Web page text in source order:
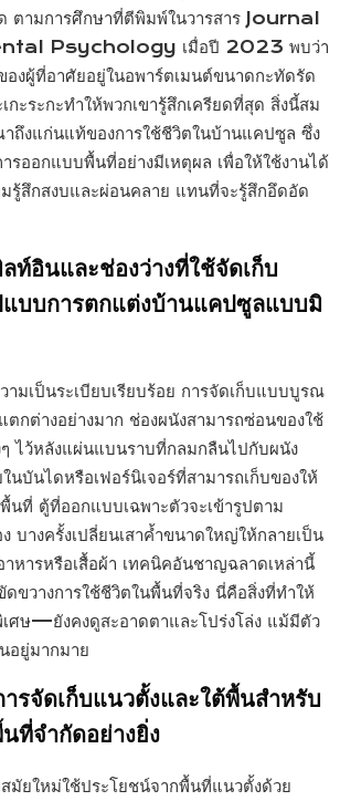
ตามการศึกษาที่ตีพิมพ์ในวารสาร Journal
Psychology เมื่อปี 2023 พบว่า
งผู้ที่อาศัยอยู่ในอพาร์ตเมนต์ขนาดกะทัดรัด
กะระกะทำให้พวกเขารู้สึกเครียดที่สุด สิ่งนี้สม
ถึงแก่นแท้ของการใช้ชีวิตในบ้านแคปซูล ซึ่ง
ออกแบบพื้นที่อย่างมีเหตุผล เพื่อให้ใช้งานได้
รู้สึกสงบและผ่อนคลาย แทนที่จะรู้สึกอึดอัด
ท์อินและช่องว่างที่ใช้จัดเก็บ
แบบการตกแต่งบ้านแคปซูลแบบมิ
ามเป็นระเบียบเรียบร้อย การจัดเก็บแบบบูรณ
ตกต่างอย่างมาก ช่องผนังสามารถซ่อนของใช้
ไว้หลังแผ่นแบนราบที่กลมกลืนไปกับผนัง
นบันไดหรือเฟอร์นิเจอร์ที่สามารถเก็บของให้
นที่ ตู้ที่ออกแบบเฉพาะตัวจะเข้ารูปตาม
ง บางครั้งเปลี่ยนเสาค้ำขนาดใหญ่ให้กลายเป็น
หารหรือเสื้อผ้า เทคนิคอันชาญฉลาดเหล่านี้
ขวางการใช้ชีวิตในพื้นที่จริง นี่คือสิ่งที่ทำให้
ศษ—ยังคงดูสะอาดตาและโปร่งโล่ง แม้มีตัว
อยู่มากมาย
รจัดเก็บแนวตั้งและใต้พื้นสำหรับ
ที่จำกัดอย่างยิ่ง
มัยใหม่ใช้ประโยชน์จากพื้นที่แนวตั้งด้วย